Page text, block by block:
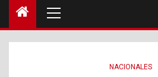
principal
NACIONALES